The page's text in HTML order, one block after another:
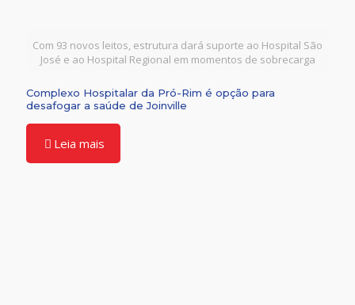
Com 93 novos leitos, estrutura dará suporte ao Hospital São
José e ao Hospital Regional em momentos de sobrecarga
Complexo Hospitalar da Pró-Rim é opção para
desafogar a saúde de Joinville
Leia mais